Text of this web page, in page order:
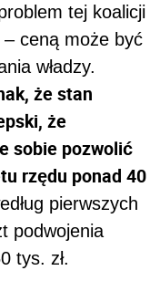
tej koalicji
ceną może być
władzy.
że stan
że
sobie pozwolić
rzędu ponad 40
pierwszych
podwojenia
tys. zł.